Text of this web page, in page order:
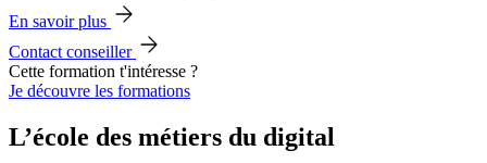
En savoir plus
Contact conseiller
Cette formation t'intéresse ?
Je découvre les formations
L’école des métiers du digital